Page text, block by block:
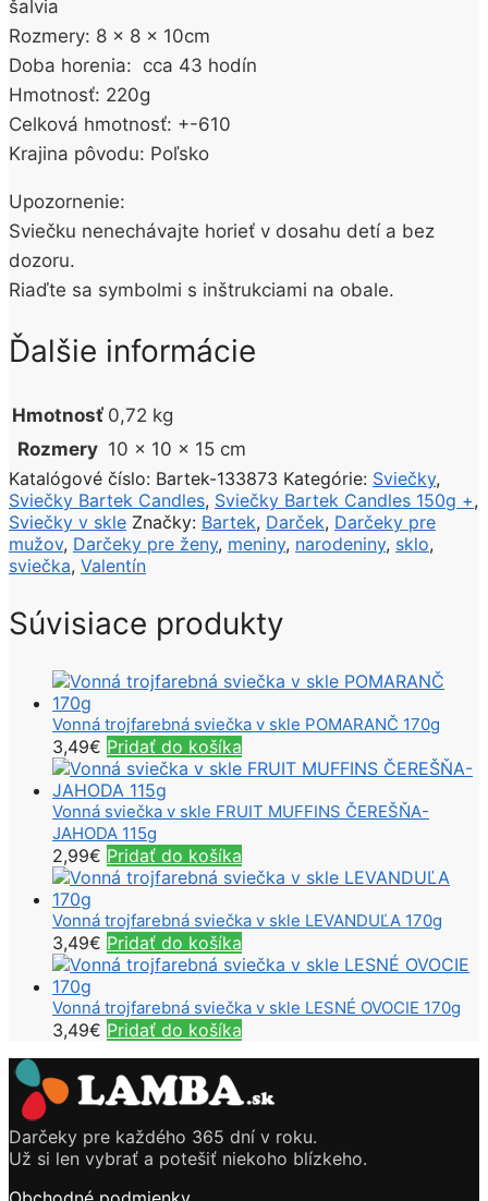
šalvia
Rozmery: 8 x 8 x 10cm
Doba horenia: cca 43 hodín
Hmotnosť: 220g
Celková hmotnosť: +-610
Krajina pôvodu: Poľsko
Upozornenie:
Sviečku nenechávajte horieť v dosahu detí a bez
dozoru.
Riaďte sa symbolmi s inštrukciami na obale.
Ďalšie informácie
Hmotnosť 0,72 kg
Rozmery 10 × 10 × 15 cm
Katalógové číslo: Bartek-133873 Kategórie: Sviečky,
Sviečky Bartek Candles, Sviečky Bartek Candles 150g +,
Sviečky v skle Značky: Bartek, Darček, Darčeky pre
mužov, Darčeky pre ženy, meniny, narodeniny, sklo,
sviečka, Valentín
Súvisiace produkty
Vonná trojfarebná sviečka v skle POMARANČ 170g
3,49€ Pridať do košíka
Vonná sviečka v skle FRUIT MUFFINS ČEREŠŇA-
JAHODA 115g
2,99€ Pridať do košíka
Vonná trojfarebná sviečka v skle LEVANDUĽA 170g
3,49€ Pridať do košíka
Vonná trojfarebná sviečka v skle LESNÉ OVOCIE 170g
3,49€ Pridať do košíka
Darčeky pre každého 365 dní v roku.
Už si len vybrať a potešiť niekoho blízkeho.